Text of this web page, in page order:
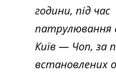
години, під час
патрулювання
Київ — Чоп, за
встановлених